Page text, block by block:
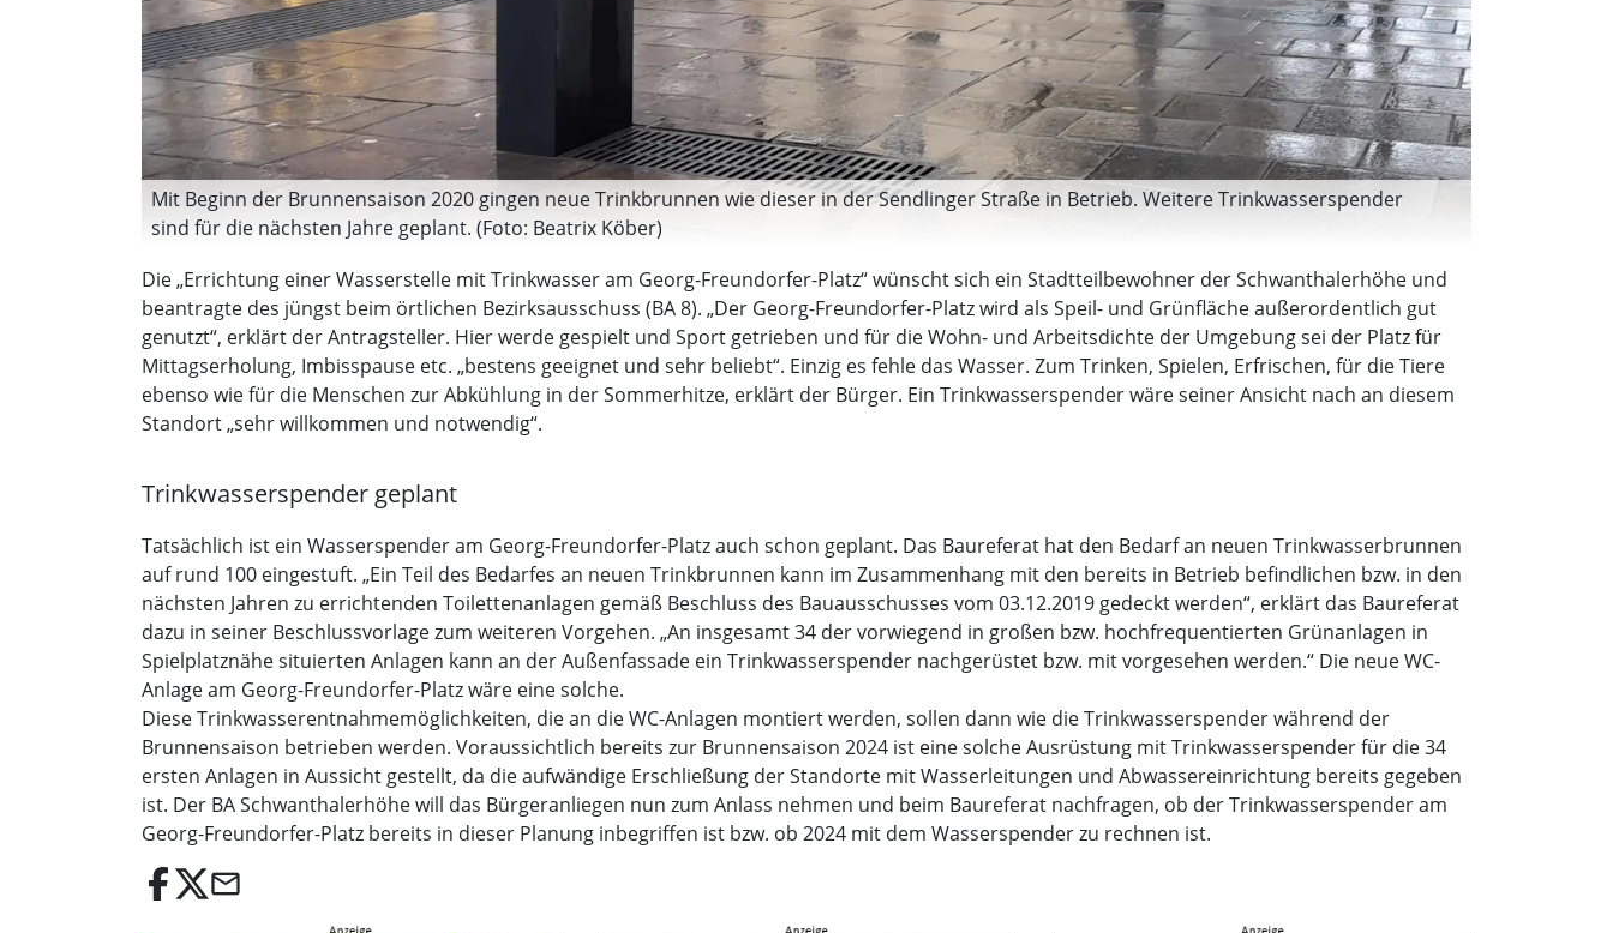
Mit Beginn der Brunnensaison 2020 gingen neue Trinkbrunnen wie dieser in der Sendlinger Straße in Betrieb. Weitere Trinkwasserspender
sind für die nächsten Jahre geplant. (Foto: Beatrix Köber)
Die „Errichtung einer Wasserstelle mit Trinkwasser am Georg-Freundorfer-Platz“ wünscht sich ein Stadtteilbewohner der Schwanthalerhöhe und
beantragte des jüngst beim örtlichen Bezirksausschuss (BA 8). „Der Georg-Freundorfer-Platz wird als Speil- und Grünfläche außerordentlich gut
genutzt“, erklärt der Antragsteller. Hier werde gespielt und Sport getrieben und für die Wohn- und Arbeitsdichte der Umgebung sei der Platz für
Mittagserholung, Imbisspause etc. „bestens geeignet und sehr beliebt“. Einzig es fehle das Wasser. Zum Trinken, Spielen, Erfrischen, für die Tiere
ebenso wie für die Menschen zur Abkühlung in der Sommerhitze, erklärt der Bürger. Ein Trinkwasserspender wäre seiner Ansicht nach an diesem
Standort „sehr willkommen und notwendig“.
Trinkwasserspender geplant
Tatsächlich ist ein Wasserspender am Georg-Freundorfer-Platz auch schon geplant. Das Baureferat hat den Bedarf an neuen Trinkwasserbrunnen
auf rund 100 eingestuft. „Ein Teil des Bedarfes an neuen Trinkbrunnen kann im Zusammenhang mit den bereits in Betrieb befindlichen bzw. in den
nächsten Jahren zu errichtenden Toilettenanlagen gemäß Beschluss des Bauausschusses vom 03.12.2019 gedeckt werden“, erklärt das Baureferat
dazu in seiner Beschlussvorlage zum weiteren Vorgehen. „An insgesamt 34 der vorwiegend in großen bzw. hochfrequentierten Grünanlagen in
Spielplatznähe situierten Anlagen kann an der Außenfassade ein Trinkwasserspender nachgerüstet bzw. mit vorgesehen werden.“ Die neue WC-
Anlage am Georg-Freundorfer-Platz wäre eine solche.
Diese Trinkwasserentnahmemöglichkeiten, die an die WC-Anlagen montiert werden, sollen dann wie die Trinkwasserspender während der
Brunnensaison betrieben werden. Voraussichtlich bereits zur Brunnensaison 2024 ist eine solche Ausrüstung mit Trinkwasserspender für die 34
ersten Anlagen in Aussicht gestellt, da die aufwändige Erschließung der Standorte mit Wasserleitungen und Abwassereinrichtung bereits gegeben
ist. Der BA Schwanthalerhöhe will das Bürgeranliegen nun zum Anlass nehmen und beim Baureferat nachfragen, ob der Trinkwasserspender am
Georg-Freundorfer-Platz bereits in dieser Planung inbegriffen ist bzw. ob 2024 mit dem Wasserspender zu rechnen ist.
email